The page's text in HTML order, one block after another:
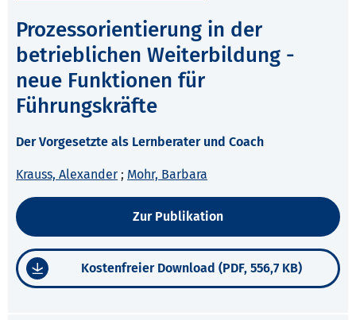
Prozessorientierung in der
betrieblichen Weiterbildung -
neue Funktionen für
Führungskräfte
Der Vorgesetzte als Lernberater und Coach
Krauss, Alexander ; Mohr, Barbara
Zur Publikation
Kostenfreier Download (PDF, 556,7 KB)